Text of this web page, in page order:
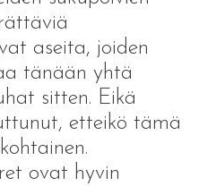
aseita, joiden
tänään yhtä
sitten. Eikä
etteikö tämä
ovat hyvin